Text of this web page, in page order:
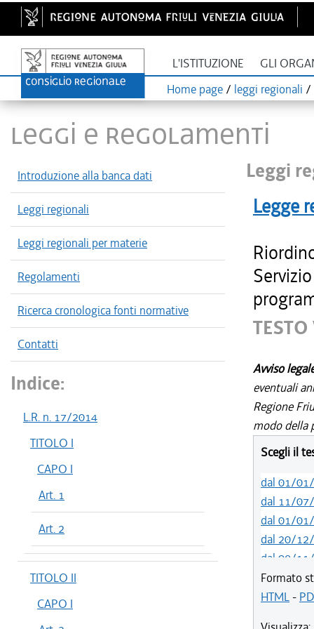
L'ISTITUZIONE GLI
Home page / leggi regionali /
LEGGI E REGOLAMENTI
Introduzione alla banca dati
Leggi regionali
Leggi regionali per materie
Regolamenti
Ricerca cronologica fonti normative
Contatti
Indice:
L.R. n. 17/2014
TITOLO I
CAPO I
Art. 1
Art. 2
TITOLO II
CAPO I
Leggi
Legge
Avviso
eventuali
Regione
modo della
Scegli il
dal 01/
dal 11/
dal 01/
dal 20/
dal 08/
dal 29/
dal 15/
Formato
HTML-